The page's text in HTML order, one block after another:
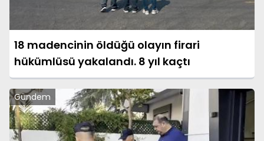
18 madencinin öldüğü olayın firari
hükümlüsü yakalandı. 8 yıl kaçtı
Gündem